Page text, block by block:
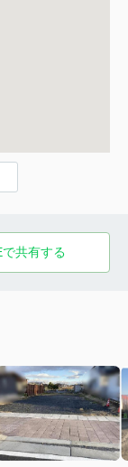
で共有する